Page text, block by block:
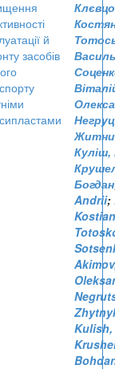
й
засобів
Куліш,
Богдан
Andrii;
Kulish,